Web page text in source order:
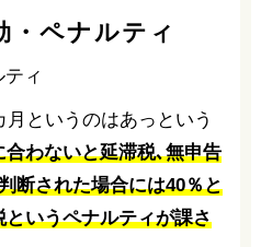
・ペナルティ
というのはあっという
合わないと延滞税､無申告
断された場合には40％と
いうペナルティが課さ